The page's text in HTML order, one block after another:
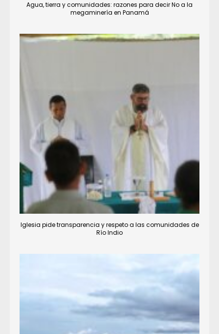
Agua, tierra y comunidades: razones para decir No a la
megaminería en Panamá
Iglesia pide transparencia y respeto a las comunidades de
Río Indio